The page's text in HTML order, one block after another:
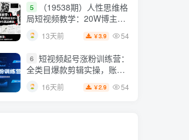
5
（19538期）人性思维格
局短视频教学：20W博主亲
授×标准化流程×字幕封面设
计×AI提示词×橱窗带货6W
13天前 ￥3.9 54
6 短视频起号涨粉训练营：
全类目爆款剪辑实操，账号
节奏规划复盘落地教程
16天前 ￥2.9 54